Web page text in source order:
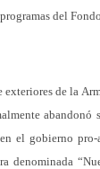
del
de la
abandonó
el gobierno
denominada